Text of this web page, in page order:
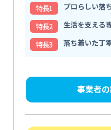
特⻑1
プロらしい落
特⻑2
生活を支える
特⻑3
落ち着いた丁
事業者